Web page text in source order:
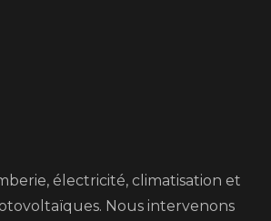
électricité, climatisation et
Nous intervenons